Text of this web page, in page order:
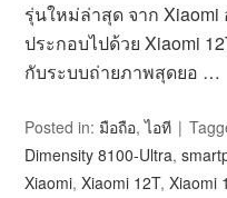
รุ่นใหม่ล่าสุด จาก Xiaomi
ประกอบไปด้วย Xiaomi
กับระบบถ่ายภาพสุดยอ …
Posted in: มือถือ,ไอที
Dimensity 8100-Ultra,
Xiaomi,Xiaomi 12T,Xiaomi